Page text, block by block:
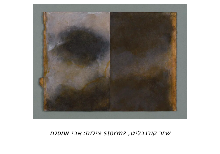
שחר קורנבליט, storm2 צילום: אבי אמסלם